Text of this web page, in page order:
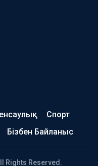
Спорт
Бізбен Байланыс
Rights Reserved.